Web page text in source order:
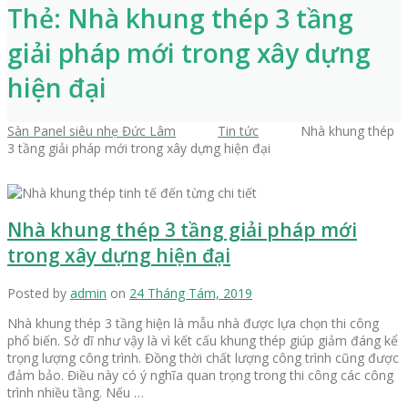
Thẻ: Nhà khung thép 3 tầng
giải pháp mới trong xây dựng
hiện đại
Sàn Panel siêu nhẹ Đức Lâm Tin tức
Nhà khung thép
3 tầng giải pháp mới trong xây dựng hiện đại
Nhà khung thép 3 tầng giải pháp mới
trong xây dựng hiện đại
Posted by admin on 24 Tháng Tám, 2019
Nhà khung thép 3 tầng hiện là mẫu nhà được lựa chọn thi công
phổ biến. Sở dĩ như vậy là vì kết cấu khung thép giúp giảm đáng kể
trọng lượng công trình. Đồng thời chất lượng công trình cũng được
đảm bảo. Điều này có ý nghĩa quan trọng trong thi công các công
trình nhiều tầng. Nếu …